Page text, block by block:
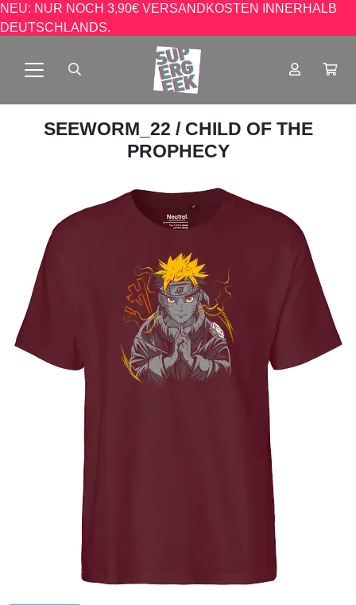
NEU: NUR NOCH 3,90€ VERSANDKOSTEN INNERHALB
DEUTSCHLANDS.
SEEWORM_22 / CHILD OF THE
PROPHECY